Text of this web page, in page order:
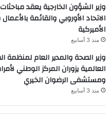
وزير الشؤون الخارجية يعقد
الاتحاد الأوروبي والقائمة
الأميركية
منذ 3 أسابيع
وزير الصحة والمدير العام لمنظمة
العالمية يزوران المركز الوطني
ومستشفى الرضوان الخيري
منذ 3 أسابيع